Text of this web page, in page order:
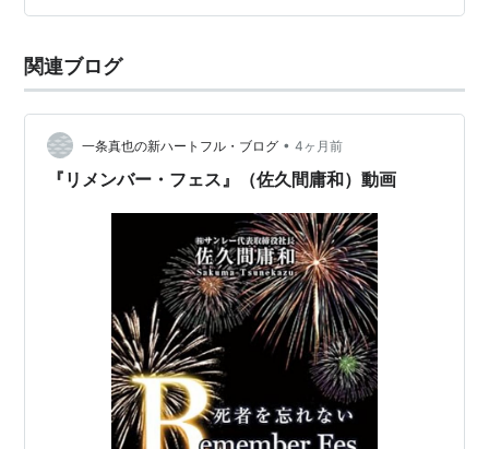
わたしは、こう考えました。政治、経済、法律、道徳、
生…
関連ブログ
一条真也の新ハートフル・ブログ • 4ヶ月前
『リメンバー・フェス』（佐久間庸和）動画